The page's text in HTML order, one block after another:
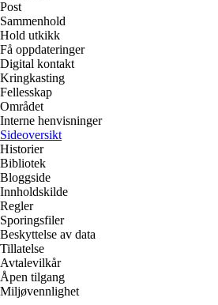
Post
Sammenhold
Hold utkikk
Få oppdateringer
Digital kontakt
Kringkasting
Fellesskap
Området
Interne henvisninger
Sideoversikt
Historier
Bibliotek
Bloggside
Innholdskilde
Regler
Sporingsfiler
Beskyttelse av data
Tillatelse
Avtalevilkår
Åpen tilgang
Miljøvennlighet